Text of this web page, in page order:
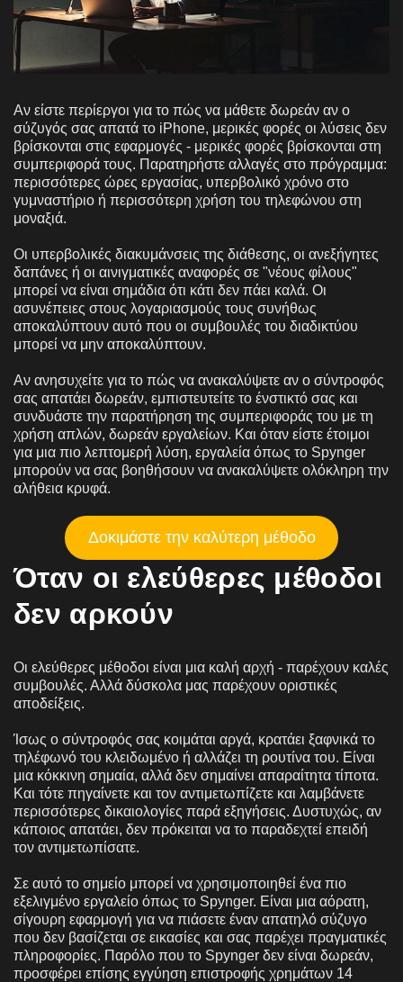
Αν είστε περίεργοι για το πώς να μάθετε δωρεάν αν ο
σύζυγός σας απατά το iPhone, μερικές φορές οι λύσεις δεν
βρίσκονται στις εφαρμογές - μερικές φορές βρίσκονται στη
συμπεριφορά τους. Παρατηρήστε αλλαγές στο πρόγραμμα:
περισσότερες ώρες εργασίας, υπερβολικό χρόνο στο
γυμναστήριο ή περισσότερη χρήση του τηλεφώνου στη
μοναξιά.
Οι υπερβολικές διακυμάνσεις της διάθεσης, οι ανεξήγητες
δαπάνες ή οι αινιγματικές αναφορές σε "νέους φίλους"
μπορεί να είναι σημάδια ότι κάτι δεν πάει καλά. Οι
ασυνέπειες στους λογαριασμούς τους συνήθως
αποκαλύπτουν αυτό που οι συμβουλές του διαδικτύου
μπορεί να μην αποκαλύπτουν.
Αν ανησυχείτε για το πώς να ανακαλύψετε αν ο σύντροφός
σας απατάει δωρεάν, εμπιστευτείτε το ένστικτό σας και
συνδυάστε την παρατήρηση της συμπεριφοράς του με τη
χρήση απλών, δωρεάν εργαλείων. Και όταν είστε έτοιμοι
για μια πιο λεπτομερή λύση, εργαλεία όπως το Spynger
μπορούν να σας βοηθήσουν να ανακαλύψετε ολόκληρη την
αλήθεια κρυφά.
Δοκιμάστε την καλύτερη μέθοδο
Όταν οι ελεύθερες μέθοδοι
δεν αρκούν
Οι ελεύθερες μέθοδοι είναι μια καλή αρχή - παρέχουν καλές
συμβουλές. Αλλά δύσκολα μας παρέχουν οριστικές
αποδείξεις.
Ίσως ο σύντροφός σας κοιμάται αργά, κρατάει ξαφνικά το
τηλέφωνό του κλειδωμένο ή αλλάζει τη ρουτίνα του. Είναι
μια κόκκινη σημαία, αλλά δεν σημαίνει απαραίτητα τίποτα.
Και τότε πηγαίνετε και τον αντιμετωπίζετε και λαμβάνετε
περισσότερες δικαιολογίες παρά εξηγήσεις. Δυστυχώς, αν
κάποιος απατάει, δεν πρόκειται να το παραδεχτεί επειδή
τον αντιμετωπίσατε.
Σε αυτό το σημείο μπορεί να χρησιμοποιηθεί ένα πιο
εξελιγμένο εργαλείο όπως το Spynger. Είναι μια αόρατη,
σίγουρη εφαρμογή για να πιάσετε έναν απατηλό σύζυγο
που δεν βασίζεται σε εικασίες και σας παρέχει πραγματικές
πληροφορίες. Παρόλο που το Spynger δεν είναι δωρεάν,
προσφέρει επίσης εγγύηση επιστροφής χρημάτων 14